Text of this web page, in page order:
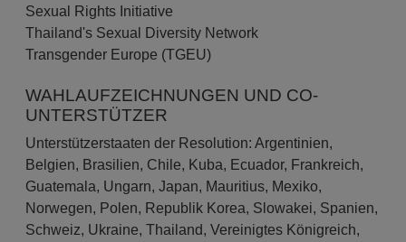
Sexual Rights Initiative
Thailand's Sexual Diversity Network
Transgender Europe (TGEU)
WAHLAUFZEICHNUNGEN UND CO-
UNTERSTÜTZER
Unterstützerstaaten der Resolution: Argentinien,
Belgien, Brasilien, Chile, Kuba, Ecuador, Frankreich,
Guatemala, Ungarn, Japan, Mauritius, Mexiko,
Norwegen, Polen, Republik Korea, Slowakei, Spanien,
Schweiz, Ukraine, Thailand, Vereinigtes Königreich,